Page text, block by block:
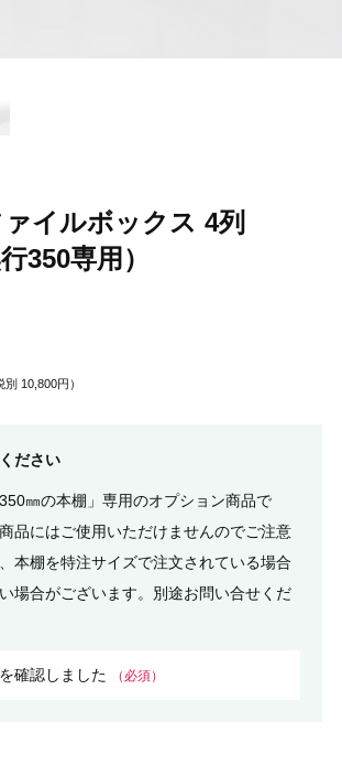
イルボックス 4列
350専用）
別 10,800円）
ださい
㎜の本棚」専用のオプション商品で
品にはご使用いただけませんのでご注意
本棚を特注サイズで注文されている場合
場合がございます。別途お問い合せくだ
確認しました （必須）